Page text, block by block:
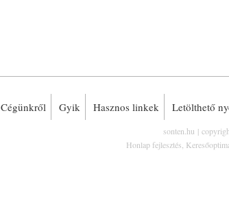
Cégünkről Gyik Hasznos linkek Letölthető
sonten.hu |
Honlap fejlesztés